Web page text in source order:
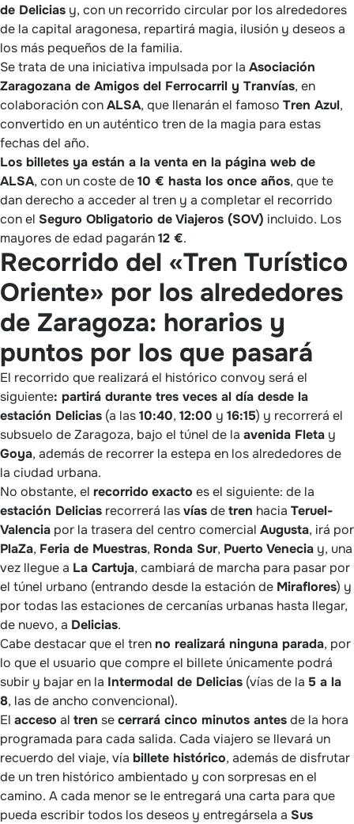
de Delicias y, con un recorrido circular por los alrededores
de la capital aragonesa, repartirá magia, ilusión y deseos a
los más pequeños de la familia.
Se trata de una iniciativa impulsada por la Asociación
Zaragozana de Amigos del Ferrocarril y Tranvías, en
colaboración conALSA, que llenarán el famoso Tren Azul,
convertido en un auténtico tren de la magia para estas
fechas del año.
Los billetes ya están a la venta en la página web de
ALSA, con un coste de10 € hasta los once años, que te
dan derecho a acceder al tren y a completar el recorrido
con el Seguro Obligatorio de Viajeros (SOV) incluido. Los
mayores de edad pagarán12 €.
Recorrido del «Tren Turístico
Oriente» por los alrededores
de Zaragoza: horarios y
puntos por los que pasará
El recorrido que realizará el histórico convoy será el
siguiente: partirá durante tres veces al día desde la
estación Delicias (a las10:40, 12:00 y 16:15) y recorrerá el
subsuelo de Zaragoza, bajo el túnel de la avenida Fleta y
Goya, además de recorrer la estepa en los alrededores de
la ciudad urbana.
No obstante, el recorrido exacto es el siguiente: de la
estación Delicias recorrerá lasvíasdetren hacia Teruel-
Valencia por la trasera del centro comercial Augusta, irá por
PlaZa, Feria de Muestras, Ronda Sur, Puerto Venecia y, una
vez llegue a La Cartuja, cambiará de marcha para pasar por
el túnel urbano (entrando desde la estación de Miraflores) y
por todas las estaciones de cercanías urbanas hasta llegar,
de nuevo, a Delicias.
Cabe destacar que el trenno realizará ninguna parada, por
lo que el usuario que compre el billete únicamente podrá
subir y bajar en la Intermodal de Delicias (vías de la 5 a la
8, las de ancho convencional).
El acceso al tren secerrará cinco minutos antesde la hora
programada para cada salida. Cada viajero se llevará un
recuerdo del viaje, vía billete histórico, además de disfrutar
de un tren histórico ambientado y con sorpresas en el
camino. A cada menor se le entregará una carta para que
pueda escribir todos los deseos y entregársela a Sus